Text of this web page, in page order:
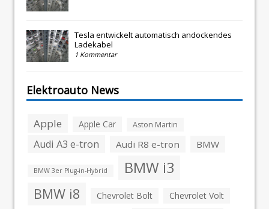
Tesla entwickelt automatisch andockendes
Ladekabel
1 Kommentar
Elektroauto News
Apple Apple Car Aston Martin
Audi A3 e-tron Audi R8 e-tron BMW
BMW 3er Plug-in-Hybrid BMW i3
BMW i8 Chevrolet Bolt Chevrolet Volt